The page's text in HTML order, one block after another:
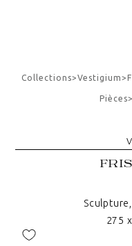
Collections>Vestigium>
Pièces>
275